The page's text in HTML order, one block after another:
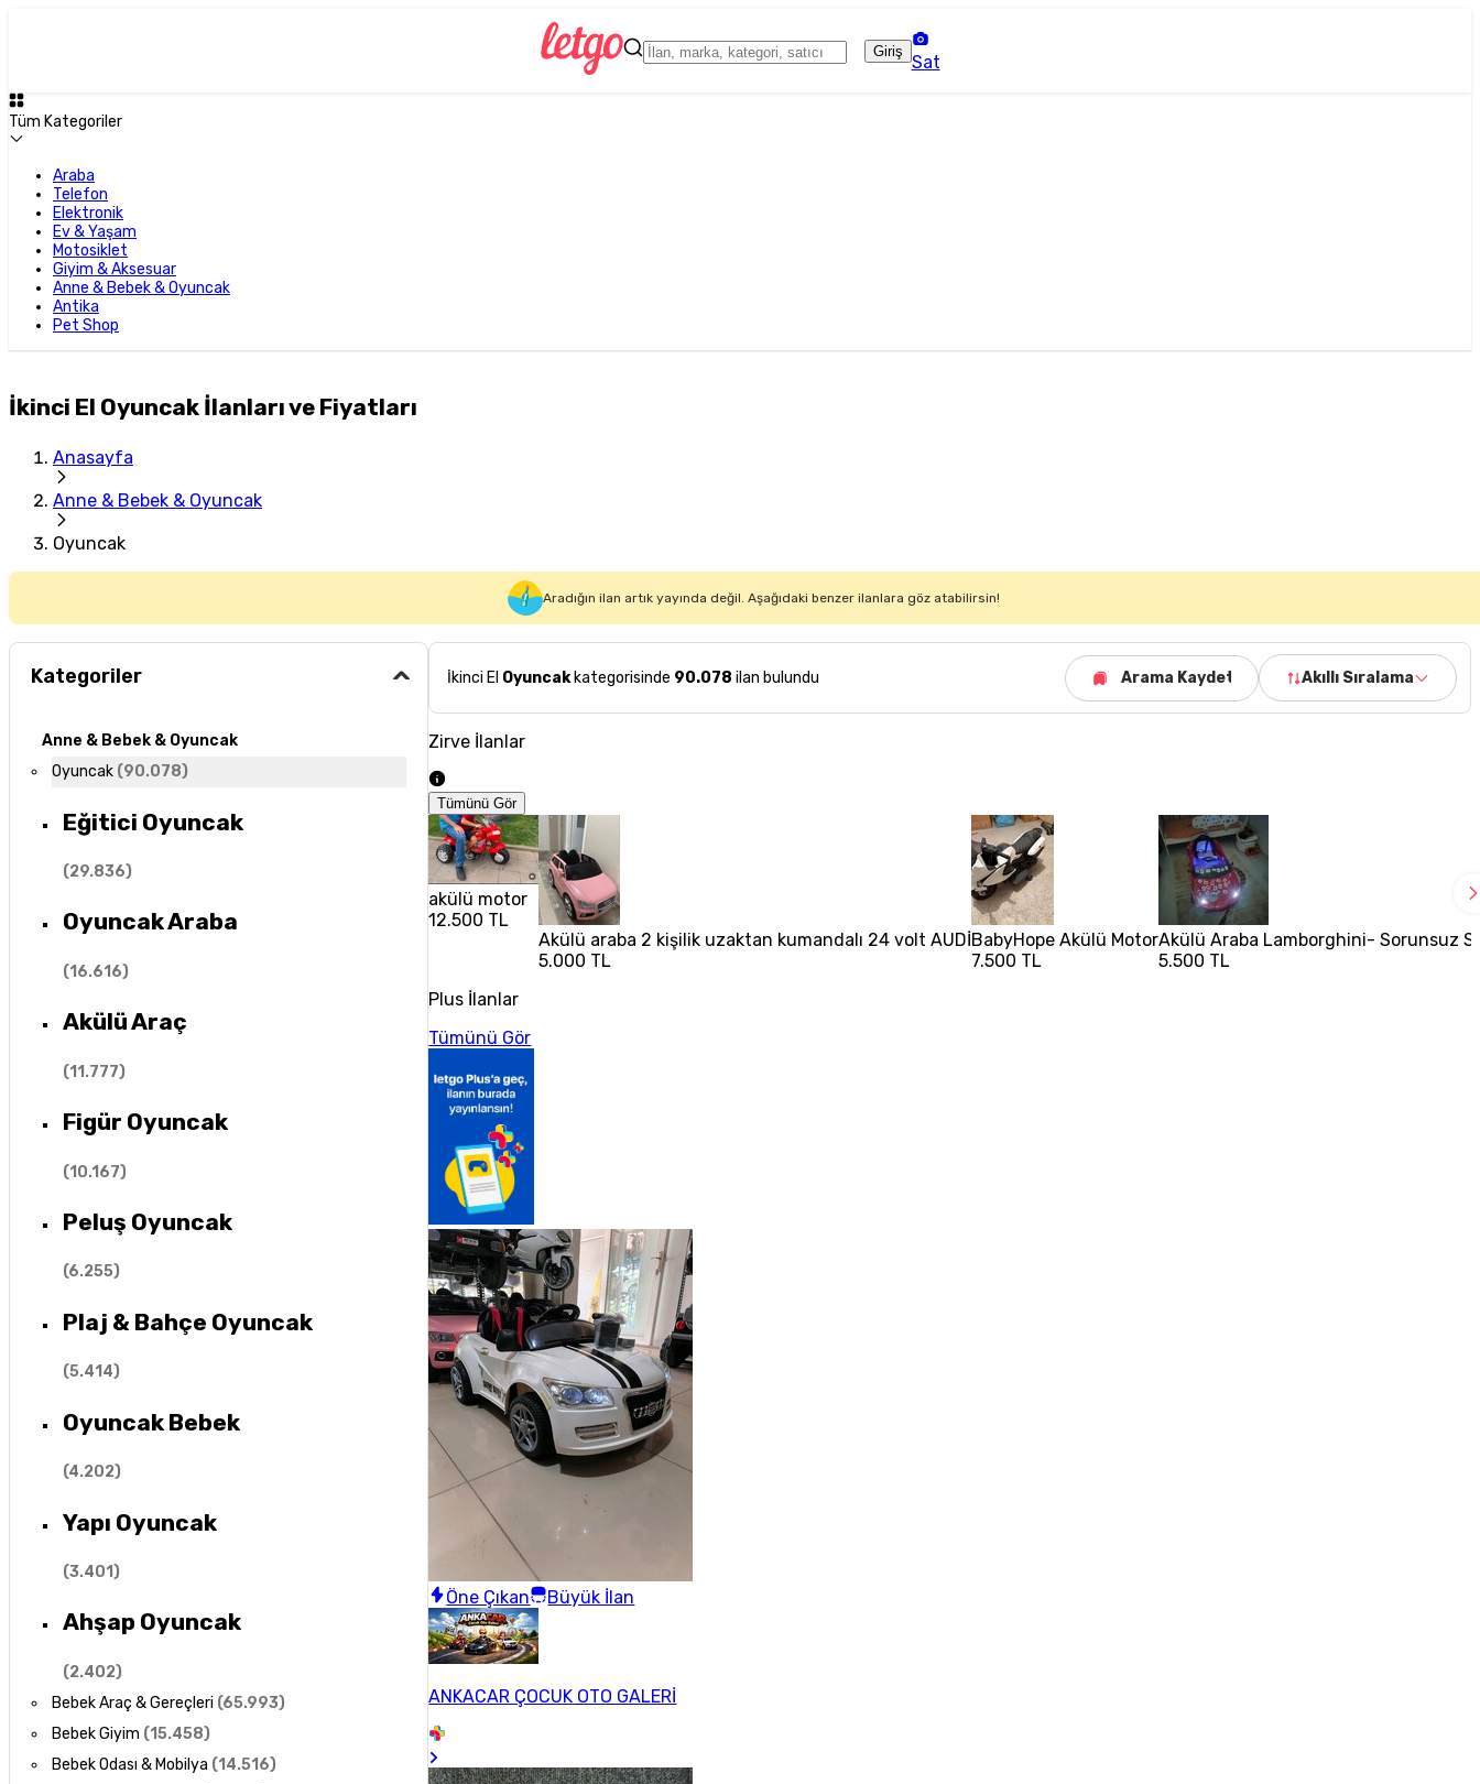
Giriş
Sat
Tüm Kategoriler
Araba
Telefon
Elektronik
Ev & Yaşam
Motosiklet
Giyim & Aksesuar
Anne & Bebek & Oyuncak
Antika
Pet Shop
İkinci El Oyuncak İlanları ve Fiyatları
Anasayfa
Anne & Bebek & Oyuncak
Oyuncak
Aradığın ilan artık yayında değil. Aşağıdaki benzer ilanlara göz atabilirsin!
Kategoriler
Anne & Bebek & Oyuncak
Oyuncak (90.078)
Eğitici Oyuncak
(29.836)
Oyuncak Araba
(16.616)
Akülü Araç
(11.777)
Figür Oyuncak
(10.167)
Peluş Oyuncak
(6.255)
Plaj & Bahçe Oyuncak
(5.414)
Oyuncak Bebek
(4.202)
Yapı Oyuncak
(3.401)
Ahşap Oyuncak
(2.402)
Bebek Araç & Gereçleri (65.993)
Bebek Giyim (15.458)
Bebek Odası & Mobilya (14.516)
İkinci El Oyuncakkategorisinde 90.078 ilan bulundu Arama Kaydet Akıllı Sıralama
Zirve İlanlar
Tümünü Gör
akülü motor
12.500 TL
Akülü araba 2 kişilik uzaktan kumandalı 24 volt AUDİ
5.000 TL
BabyHope Akülü Motor
7.500 TL
Akülü Araba Lamborghini- Sorunsuz
5.500 TL
Plus İlanlar
Tümünü Gör
Öne Çıkan Büyük İlan
ANKACAR ÇOCUK OTO GALERİ